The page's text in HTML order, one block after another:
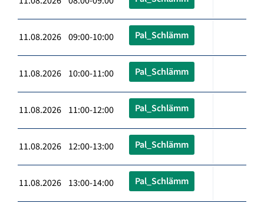
11.08.2026 09:00-10:00 Pal_Schlämm
11.08.2026 10:00-11:00 Pal_Schlämm
11.08.2026 11:00-12:00 Pal_Schlämm
11.08.2026 12:00-13:00 Pal_Schlämm
11.08.2026 13:00-14:00 Pal_Schlämm